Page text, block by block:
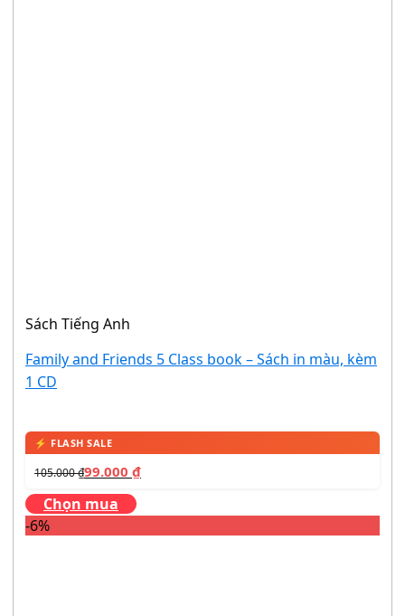
Sách Tiếng Anh
Family and Friends 5 Class book – Sách in màu, kèm
1 CD
105.000₫99.000 ₫
Chọn mua
-6%